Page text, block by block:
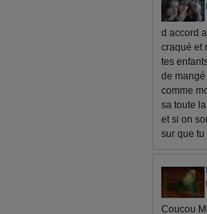
d accord
craqué et
tes
de
comme
sa toute
et si on
sur que
Coucou